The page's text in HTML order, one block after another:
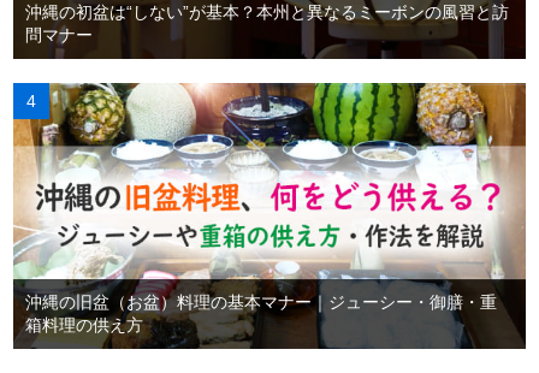
沖縄の初盆は“しない”が基本？本州と異なるミーボンの風習と訪
問マナー
沖縄の旧盆（お盆）料理の基本マナー｜ジューシー・御膳・重
箱料理の供え方